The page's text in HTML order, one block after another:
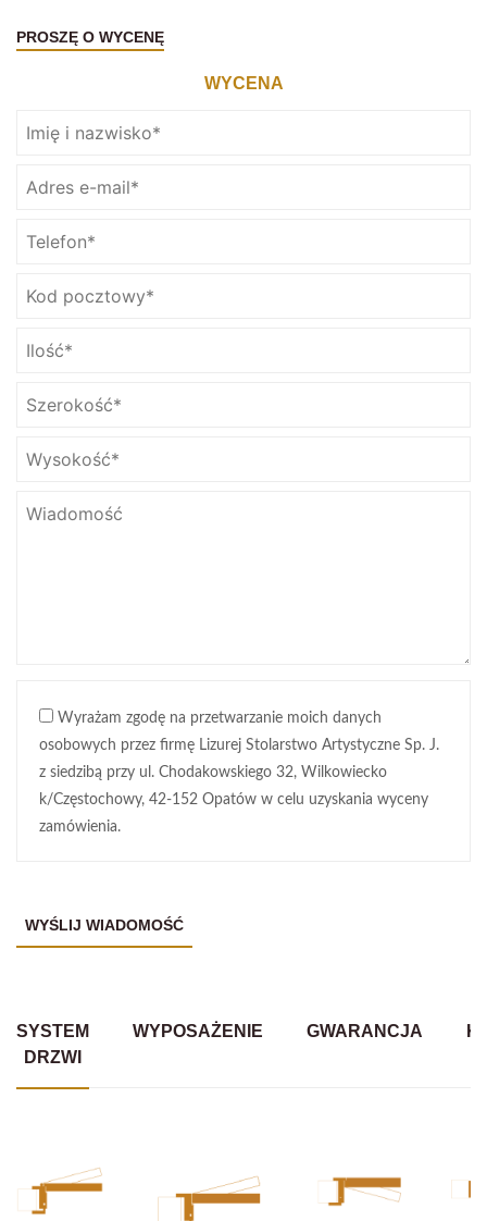
PROSZĘ O WYCENĘ
WYCENA
Wyrażam zgodę na przetwarzanie moich danych
osobowych przez firmę Lizurej Stolarstwo Artystyczne Sp. J.
z siedzibą przy ul. Chodakowskiego 32, Wilkowiecko
k/Częstochowy, 42-152 Opatów w celu uzyskania wyceny
zamówienia.
SYSTEM
DRZWI
WYPOSAŻENIE GWARANCJA